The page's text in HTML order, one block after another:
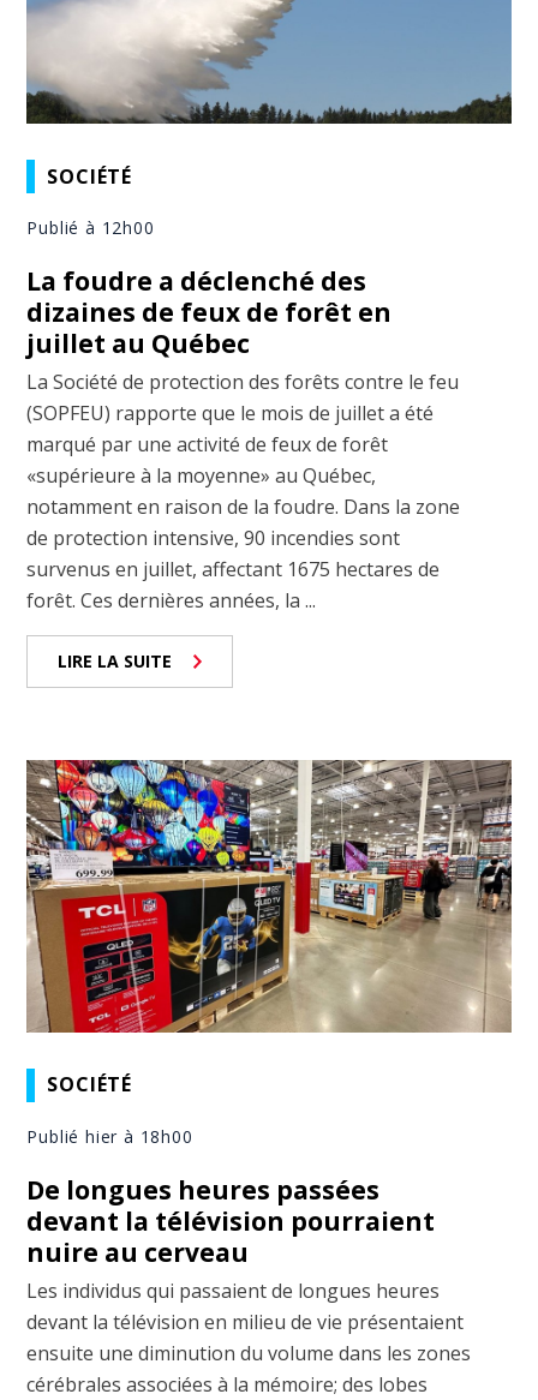
SOCIÉTÉ
Publié à 12h00
La foudre a déclenché des
dizaines de feux de forêt en
juillet au Québec
La Société de protection des forêts contre le feu
(SOPFEU) rapporte que le mois de juillet a été
marqué par une activité de feux de forêt
«supérieure à la moyenne» au Québec,
notamment en raison de la foudre. Dans la zone
de protection intensive, 90 incendies sont
survenus en juillet, affectant 1675 hectares de
forêt. Ces dernières années, la ...
LIRE LA SUITE
SOCIÉTÉ
Publié hier à 18h00
De longues heures passées
devant la télévision pourraient
nuire au cerveau
Les individus qui passaient de longues heures
devant la télévision en milieu de vie présentaient
ensuite une diminution du volume dans les zones
cérébrales associées à la mémoire; des lobes